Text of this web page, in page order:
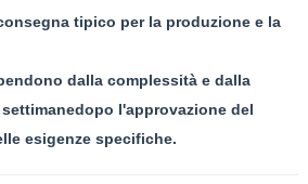
tipico per la produzione e la
dalla complessità e dalla
settimanedopo l'approvazione del
esigenze specifiche.